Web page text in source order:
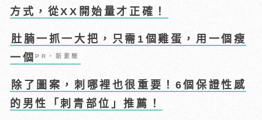
方式，從XX開始量才正確！
肚腩一抓一大把，只需1個雞蛋，用一個瘦
一個PR・新素簡
除了圖案，刺哪裡也很重要！6個保證性感
的男性「刺青部位」推薦！